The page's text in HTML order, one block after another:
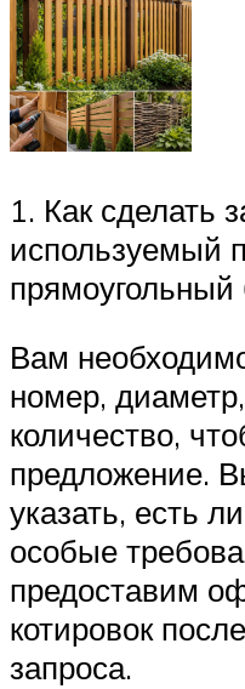
1. Как сделать
используемый
прямоугольный
Вам
номер,
количество,
предложение.
указать, есть
особые
предоставим
котировок
запроса.